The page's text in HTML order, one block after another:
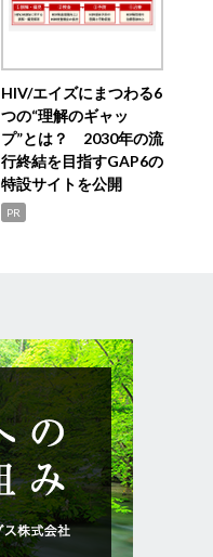
HIV/エイズにまつわる6
つの“理解のギャッ
プ”とは？ 2030年の流
行終結を目指すGAP6の
特設サイトを公開
PR